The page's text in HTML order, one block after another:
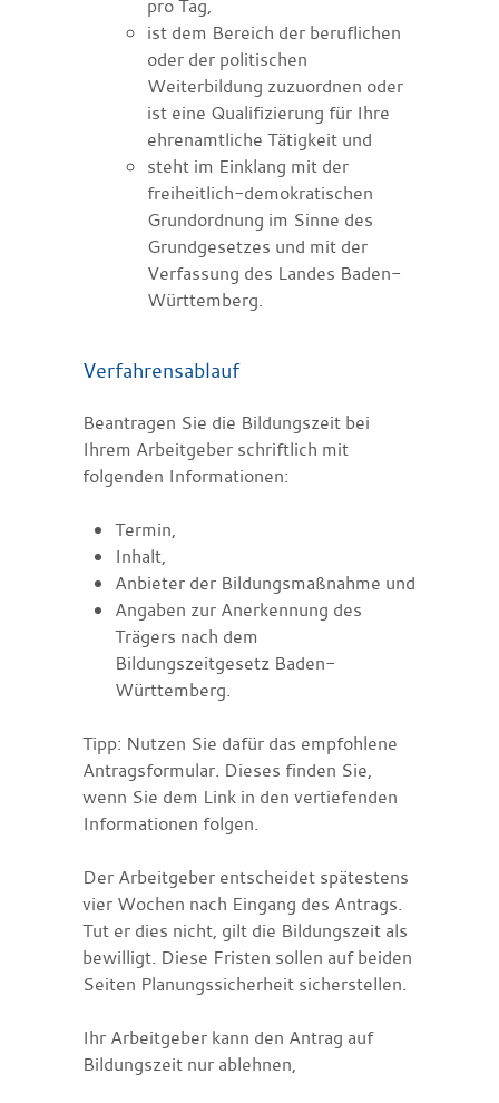
pro Tag,
ist dem Bereich der beruflichen
oder der politischen
Weiterbildung zuzuordnen oder
ist eine Qualifizierung für Ihre
ehrenamtliche Tätigkeit und
steht im Einklang mit der
freiheitlich-demokratischen
Grundordnung im Sinne des
Grundgesetzes und mit der
Verfassung des Landes Baden-
Württemberg.
Verfahrensablauf
Beantragen Sie die Bildungszeit bei
Ihrem Arbeitgeber schriftlich mit
folgenden Informationen:
Termin,
Inhalt,
Anbieter der Bildungsmaßnahme und
Angaben zur Anerkennung des
Trägers nach dem
Bildungszeitgesetz Baden-
Württemberg.
Tipp: Nutzen Sie dafür das empfohlene
Antragsformular. Dieses finden Sie,
wenn Sie dem Link in den vertiefenden
Informationen folgen.
Der Arbeitgeber entscheidet spätestens
vier Wochen nach Eingang des Antrags.
Tut er dies nicht, gilt die Bildungszeit als
bewilligt. Diese Fristen sollen auf beiden
Seiten Planungssicherheit sicherstellen.
Ihr Arbeitgeber kann den Antrag auf
Bildungszeit nur ablehnen,